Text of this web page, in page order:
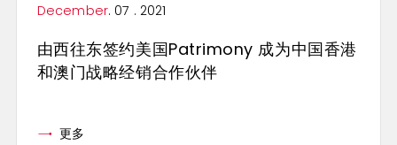
December. 07 . 2021
由西往东签约美国Patrimony 成为中国香港
和澳门战略经销合作伙伴
更多